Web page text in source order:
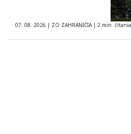
07. 08. 2026 | ZO ZAHRANIČIA | 2 min. čítania